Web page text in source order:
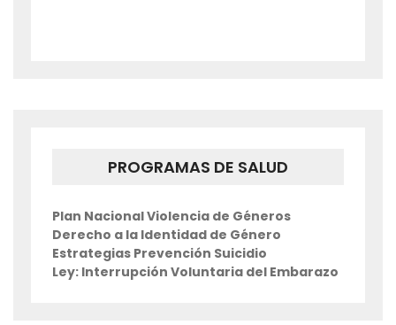
PROGRAMAS DE SALUD
Plan Nacional Violencia de Géneros
Derecho a la Identidad de Género
Estrategias Prevención Suicidio
Ley: Interrupción Voluntaria del Embarazo